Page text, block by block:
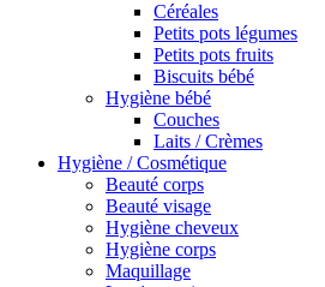
Céréales
Petits pots légumes
Petits pots fruits
Biscuits bébé
Hygiène bébé
Couches
Laits / Crèmes
Hygiène / Cosmétique
Beauté corps
Beauté visage
Hygiène cheveux
Hygiène corps
Maquillage